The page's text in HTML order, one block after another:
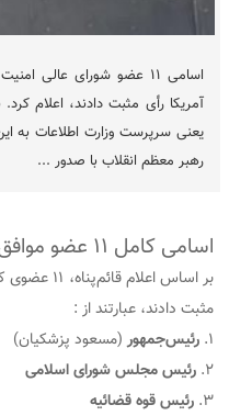
اسامی ۱۱ عضو شورای عالی
آمریکا رأی مثبت دادند، اعلام
یعنی سرپرست وزارت اطلاعات به
رهبر معظم انقلاب با صدور ...
اسامی کامل ۱۱ عضو موافق
بر اساس اعلام قائم‌پناه، ۱۱ عضوی که به
مثبت دادند، عبارتند از :
۱. رئیس‌جمهور(مسعود پزشکیان)
۲. رئیس مجلس شورای اسلامی
۳. رئیس قوه قضائیه